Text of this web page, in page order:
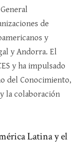
de
y
y Andorra. El
y ha impulsado
del Conocimiento,
la colaboración
Latina y el